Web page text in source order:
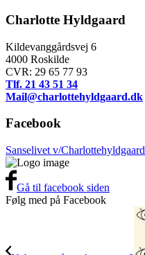
Charlotte Hyldgaard
Kildevanggårdsvej 6
4000 Roskilde
CVR: 29 65 77 93
Tlf. 21 43 51 34
Mail@charlottehyldgaard.dk
Facebook
Sanselivet v/Charlottehyldgaard
Gå til facebook siden
Følg med på Facebook